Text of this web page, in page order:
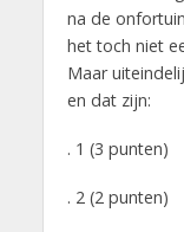
na de
het toch niet
Maar
en dat zijn:
. 1 (3
. 2 (2